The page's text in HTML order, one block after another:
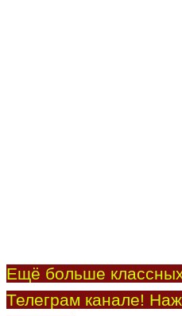
Ещё больше
Телеграм канале!